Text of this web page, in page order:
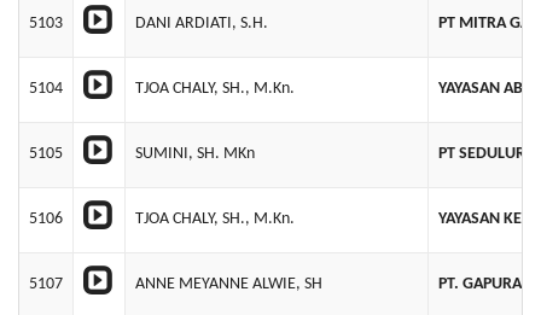
5103 DANI ARDIATI, S.H. PT MITRA
5104 TJOA CHALY, SH., M.Kn. YAYASAN
5105 SUMINI, SH. MKn PT SEDULUR
5106 TJOA CHALY, SH., M.Kn. YAYASAN
5107 ANNE MEYANNE ALWIE, SH PT. GAPURA